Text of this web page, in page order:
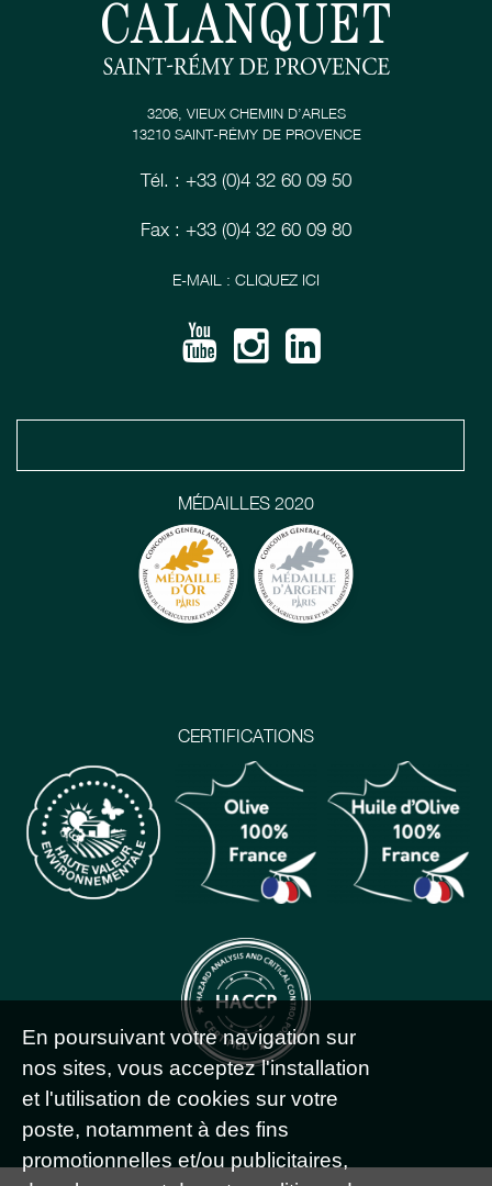
CERTIFICATIONS
MÉDAILLES 2020
3206, VIEUX CHEMIN D’ARLES
13210 SAINT-RÉMY DE PROVENCE
Tél. : +33 (0)4 32 60 09 50
Fax : +33 (0)4 32 60 09 80
E-MAIL : CLIQUEZ ICI
En poursuivant votre navigation sur
nos sites, vous acceptez l'installation
et l'utilisation de cookies sur votre
poste, notamment à des fins
promotionnelles et/ou publicitaires,